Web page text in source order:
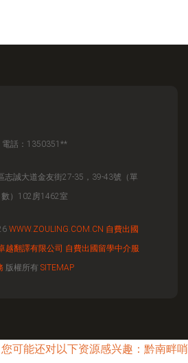
電話：1350351**
志誠大道金友街27-35，39-43號（單
數）102房1462室
WWW.ZOULING.COM.CN 自費出國
越翻譯有限公司 自費出國留學中介服
版權所有 SITEMAP
可能还对以下资源感兴趣：黔南畔哨